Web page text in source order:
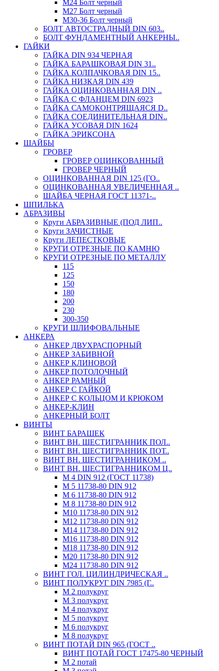
М24 Болт черный
М27 Болт черный
М30-36 Болт черный
БОЛТ АВТОСТРАДНЫЙ DIN 603..
БОЛТ ФУНДАМЕНТНЫЙ АНКЕРНЫ..
ГАЙКИ
ГАЙКА DIN 934 ЧЕРНАЯ
ГАЙКА БАРАШКОВАЯ DIN 31..
ГАЙКА КОЛПАЧКОВАЯ DIN 15..
ГАЙКА НИЗКАЯ DIN 439
ГАЙКА ОЦИНКОВАННАЯ DIN ..
ГАЙКА С ФЛАНЦЕМ DIN 6923
ГАЙКА САМОКОНТРЯЩАЯСЯ D..
ГАЙКА СОЕДИНИТЕЛЬНАЯ DIN..
ГАЙКА УСОВАЯ DIN 1624
ГАЙКА ЭРИКСОНА
ШАЙБЫ
ГРОВЕР
ГРОВЕР ОЦИНКОВАННЫЙ
ГРОВЕР ЧЕРНЫЙ
ОЦИНКОВАННАЯ DIN 125 (ГО..
ОЦИНКОВАННАЯ УВЕЛИЧЕННАЯ ..
ШАЙБА ЧЕРНАЯ ГОСТ 11371-..
ШПИЛЬКА
АБРАЗИВЫ
Круги АБРАЗИВНЫЕ (ПОД ЛИП..
Круги ЗАЧИСТНЫЕ
Круги ЛЕПЕСТКОВЫЕ
КРУГИ ОТРЕЗНЫЕ ПО КАМНЮ
КРУГИ ОТРЕЗНЫЕ ПО МЕТАЛЛУ
115
125
150
180
200
230
300-350
КРУГИ ШЛИФОВАЛЬНЫЕ
АНКЕРА
АНКЕР ДВУХРАСПОРНЫЙ
АНКЕР ЗАБИВНОЙ
АНКЕР КЛИНОВОЙ
АНКЕР ПОТОЛОЧНЫЙ
АНКЕР РАМНЫЙ
АНКЕР С ГАЙКОЙ
АНКЕР С КОЛЬЦОМ И КРЮКОМ
АНКЕР-КЛИН
АНКЕРНЫЙ БОЛТ
ВИНТЫ
ВИНТ БАРАШЕК
ВИНТ ВН. ШЕСТИГРАННИК ПОЛ..
ВИНТ ВН. ШЕСТИГРАННИК ПОТ..
ВИНТ ВН. ШЕСТИГРАННИКОМ ..
ВИНТ ВН. ШЕСТИГРАННИКОМ Ц..
М 4 DIN 912 (ГОСТ 11738)
М 5 11738-80 DIN 912
М 6 11738-80 DIN 912
М 8 11738-80 DIN 912
М10 11738-80 DIN 912
М12 11738-80 DIN 912
М14 11738-80 DIN 912
М16 11738-80 DIN 912
М18 11738-80 DIN 912
М20 11738-80 DIN 912
М24 11738-80 DIN 912
ВИНТ ГОЛ. ЦИЛИНДРИЧЕСКАЯ ..
ВИНТ ПОЛУКРУГ DIN 7985 (Г..
М 2 полукруг
М 3 полукруг
М 4 полукруг
М 5 полукруг
М 6 полукруг
М 8 полукруг
ВИНТ ПОТАЙ DIN 965 (ГОСТ ..
ВИНТ ПОТАЙ ГОСТ 17475-80 ЧЕРНЫЙ
М 2 потай